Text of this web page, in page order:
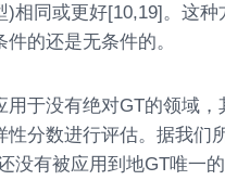
)相同或更好[10,19]。这
的还是无条件的。
于没有绝对GT的领域，
性分数进行评估。据我们
没有被应用到地GT唯一的